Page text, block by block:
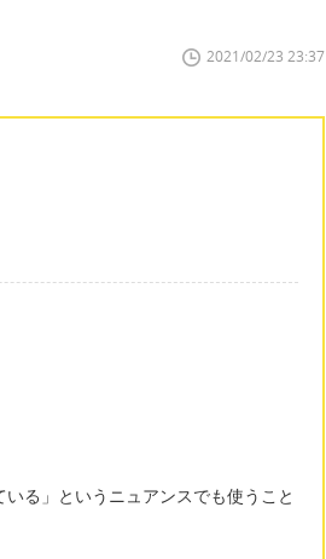
2021/02/23 23:37
る」というニュアンスでも使うこと